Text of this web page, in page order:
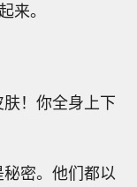
来。
！你全身上下
密。他们都以